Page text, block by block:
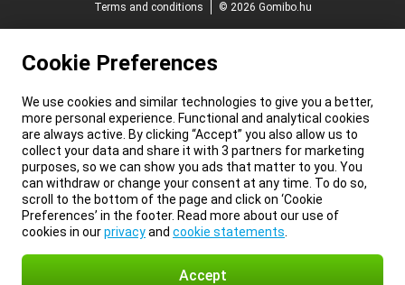
Terms and conditions
© 2026 Gomibo.hu
Cookie Preferences
We use cookies and similar technologies to give you a better,
more personal experience. Functional and analytical cookies
are always active. By clicking “Accept” you also allow us to
collect your data and share it with 3 partners for marketing
purposes, so we can show you ads that matter to you. You
can withdraw or change your consent at any time. To do so,
scroll to the bottom of the page and click on ‘Cookie
Preferences’ in the footer. Read more about our use of
cookies in ourprivacyand cookie statements
Accept